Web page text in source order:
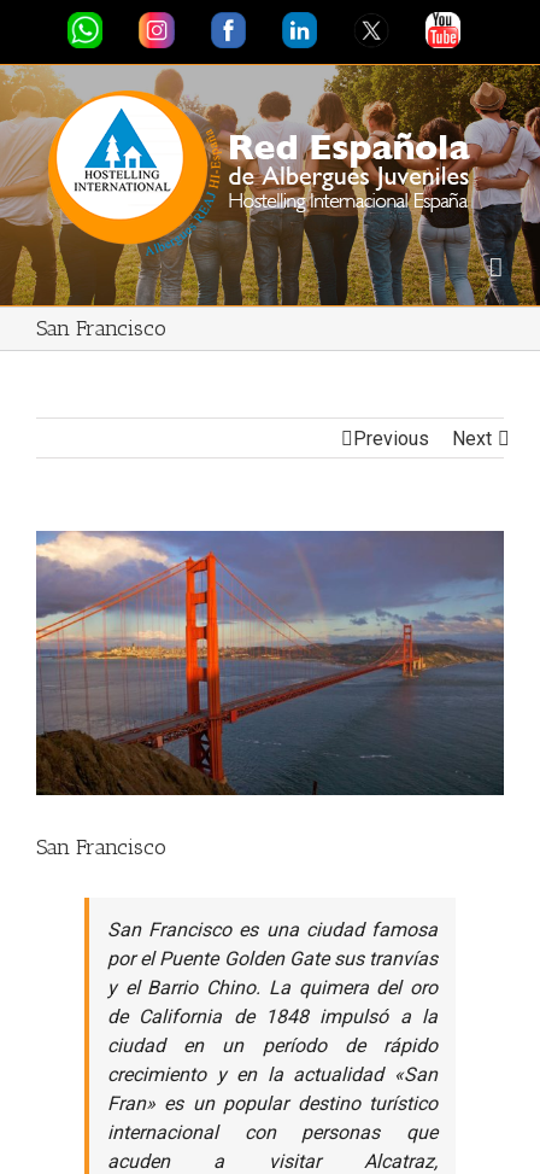
San Francisco
Previous Next
View
Larger
Image
San Francisco
San Francisco es una ciudad famosa
por el Puente Golden Gate sus tranvías
y el Barrio Chino. La quimera del oro
de California de 1848 impulsó a la
ciudad en un período de rápido
crecimiento y en la actualidad «San
Fran» es un popular destino turístico
internacional con personas que
acuden a visitar Alcatraz,